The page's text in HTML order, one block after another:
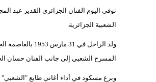
توفي اليوم الفنان الجزائري القدير عبد
الشعبية الجزائرية.
المسرح الشعبي إلى جانب الفنان حسان
وبرع مسكود في أداء أغاني طابع "الشعبي"